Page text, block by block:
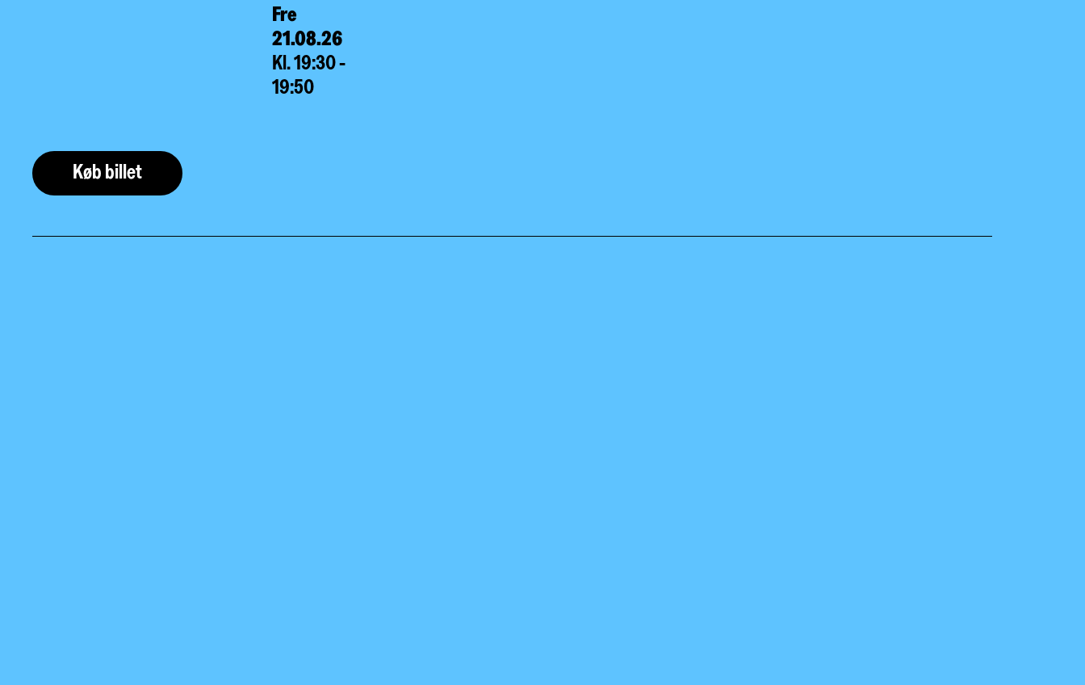
Fre
21.08.26
Kl. 19:30 -
19:50
Køb billet